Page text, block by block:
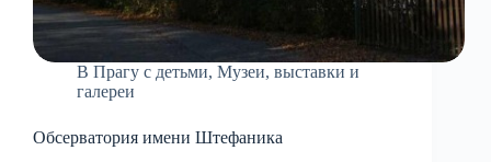
В Прагу с детьми, Музеи, выставки и
галереи
Обсерватория имени Штефаника